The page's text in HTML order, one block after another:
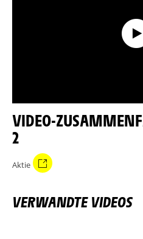
VIDEO-ZUSAMMENFASSUNG - ETAPPE
2
Aktie
VERWANDTE VIDEOS